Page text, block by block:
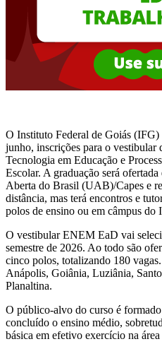
O Instituto Federal de Goiás (IFG)
junho, inscrições para o vestibular
Tecnologia em Educação e
Escolar. A graduação será
Aberta do Brasil (UAB)/Capes e
distância, mas terá encontros e
polos de ensino ou em câmpus do
O vestibular ENEM EaD vai
semestre de 2026. Ao todo são
cinco polos, totalizando 180
Anápolis, Goiânia, Luziânia,
Planaltina.
O público-alvo do curso é
concluído o ensino médio,
básica em efetivo exercício na